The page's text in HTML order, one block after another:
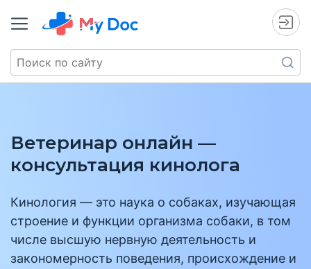
Ветеринар онлайн —
консультация кинолога
Кинология — это наука о собаках, изучающая
строение и функции организма собаки, в том
числе высшую нервную деятельность и
закономерность поведения, происхождение и